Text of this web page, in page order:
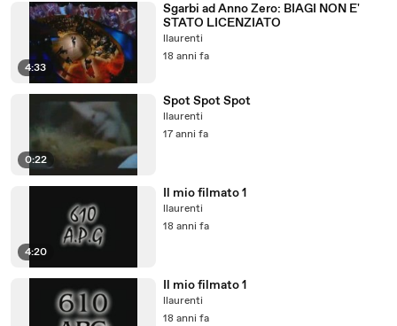
4:33
Sgarbi ad Anno Zero: BIAGI NON E'
STATO LICENZIATO
llaurenti
18 anni fa
0:22
Spot Spot Spot
llaurenti
17 anni fa
4:20
Il mio filmato 1
llaurenti
18 anni fa
Il mio filmato 1
llaurenti
18 anni fa